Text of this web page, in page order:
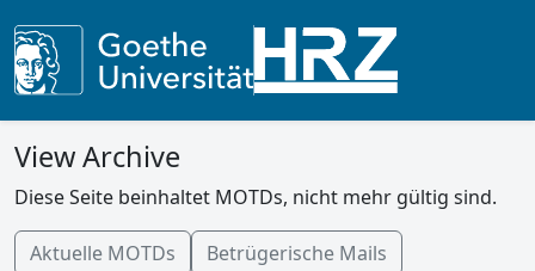
View Archive
Diese Seite beinhaltet MOTDs, nicht mehr gültig sind.
Aktuelle MOTDs Betrügerische Mails